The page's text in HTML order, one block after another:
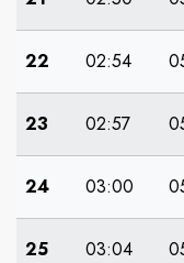
22 02:54
23 02:57
24 03:00
25 03:04